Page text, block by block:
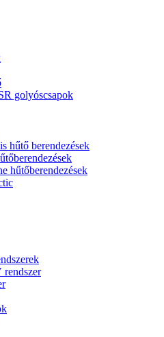
golyóscsapok
hűtő berendezések
hűtőberendezések
rendszer